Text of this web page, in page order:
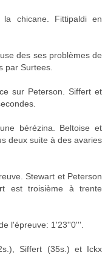
la chicane. Fittipaldi en
des ses problèmes de
par Surtees.
sur Peterson. Siffert et
bérézina. Beltoise et
deux suite à des avaries
Stewart et Peterson
est troisième à trente
l'épreuve: 1'23''0'''.
Siffert (35s.) et Ickx